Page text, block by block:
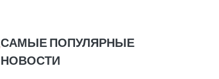
САМЫЕ ПОПУЛЯРНЫЕ
НОВОСТИ